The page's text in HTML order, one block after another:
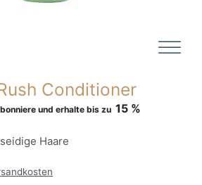
Conditioner
und erhalte bis zu 15 %
Haare